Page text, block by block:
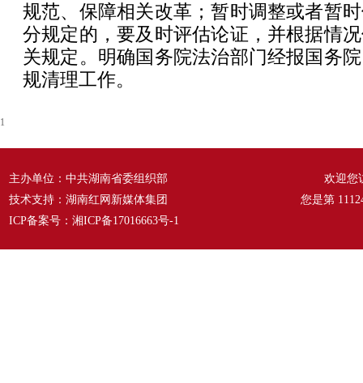
规范、保障相关改革；暂时调整或者暂
分规定的，要及时评估论证，并根据情
关规定。明确国务院法治部门经报国务
规清理工作。
1
主办单位：中共湖南省委组织部
技术支持：湖南红网新媒体集团
ICP备案号： 湘ICP备17016663号-1
欢迎您
您是第